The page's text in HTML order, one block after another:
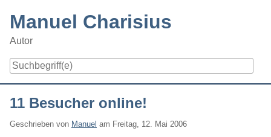
content
Manuel Charisius
Autor
11 Besucher online!
Geschrieben von Manuel am Freitag, 12. Mai 2006